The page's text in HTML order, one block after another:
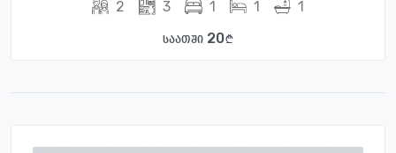
2 3 1 1 1
საათში 20